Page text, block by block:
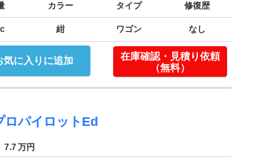
カラー タイプ 修復歴
紺 ワゴン なし
気に入りに追加
在庫確認・見積り依頼
（無料）
ロパイロットEd
7.7万円